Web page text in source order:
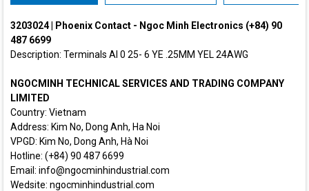
3203024 | Phoenix Contact - Ngoc Minh Electronics (+84) 90
487 6699
Description: Terminals AI 0 25- 6 YE .25MM YEL 24AWG
NGOCMINH TECHNICAL SERVICES AND TRADING COMPANY
LIMITED
Country: Vietnam
Address: Kim No, Dong Anh, Ha Noi
VPGD: Kim No, Dong Anh, Hà Noi
Hotline: (+84) 90 487 6699
Email: info@ngocminhindustrial.com
Wedsite: ngocminhindustrial.com